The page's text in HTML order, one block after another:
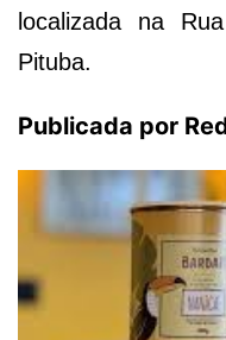
localizada na
Pituba.
Publicada por